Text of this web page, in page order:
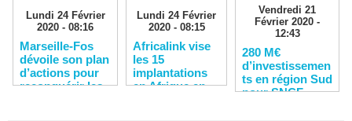
Lundi 24 Février
2020 - 08:16
Marseille-Fos
dévoile son plan
d’actions pour
reconquérir les
Lundi 24 Février
2020 - 08:15
Africalink vise
les 15
implantations
en Afrique en
Vendredi 21
Février 2020 -
12:43
280 M€
d’investissemen
ts en région Sud
pour SNCF